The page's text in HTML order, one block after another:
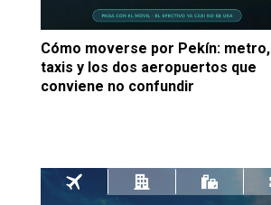
Cómo moverse por Pekín: metro,
taxis y los dos aeropuertos que
conviene no confundir